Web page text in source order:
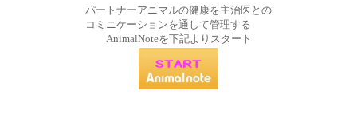
パートナーアニマルの健康を主治医との
コミニケーションを通して管理する
AnimalNoteを下記よりスタート